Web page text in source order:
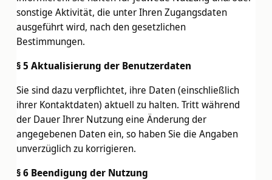
sonstige Aktivität, die unter Ihren Zugangsdaten
ausgeführt wird, nach den gesetzlichen
Bestimmungen.
§ 5 Aktualisierung der Benutzerdaten
Sie sind dazu verpflichtet, ihre Daten (einschließlich
ihrer Kontaktdaten) aktuell zu halten. Tritt während
der Dauer Ihrer Nutzung eine Änderung der
angegebenen Daten ein, so haben Sie die Angaben
unverzüglich zu korrigieren.
§ 6 Beendigung der Nutzung